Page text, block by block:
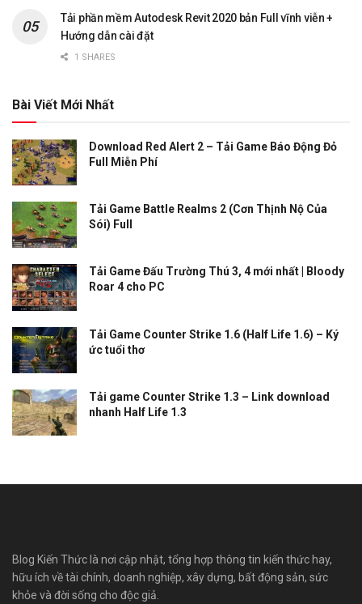
Tải phần mềm Autodesk Revit 2020 bản Full vĩnh viễn +
Hướng dẫn cài đặt
1 SHARES
Bài Viết Mới Nhất
Download Red Alert 2 – Tải Game Báo Động Đỏ
Full Miễn Phí
Tải Game Battle Realms 2 (Cơn Thịnh Nộ Của
Sói) Full
Tải Game Đấu Trường Thú 3, 4 mới nhất | Bloody
Roar 4 cho PC
Tải Game Counter Strike 1.6 (Half Life 1.6) – Ký
ức tuổi thơ
Tải game Counter Strike 1.3 – Link download
nhanh Half Life 1.3
Blog Kiến Thức là nơi cập nhật, tổng hợp thông tin kiến thức hay,
hữu ích về tài chính, doanh nghiệp, xây dựng, bất động sản, sức
khỏe và đời sống cho độc giả.